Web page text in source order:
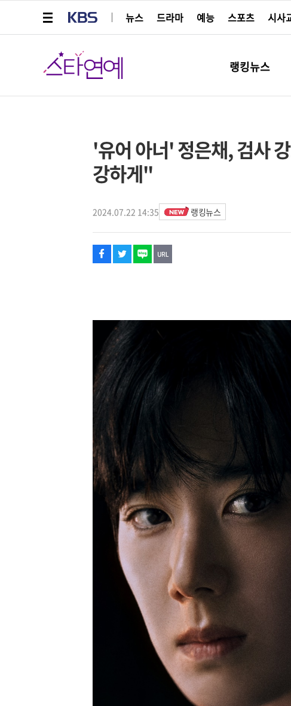
뉴스
드라마 예능 스포츠 시사
스타연예
랭킹뉴스
'유어 아너' 정은채, 검사
강하게"
2024.07.22 14:35 랭킹뉴스
페이스북
트위터
네이버
URL복사
글씨 작게보기
글씨 크게보기
해시태그
스타박스